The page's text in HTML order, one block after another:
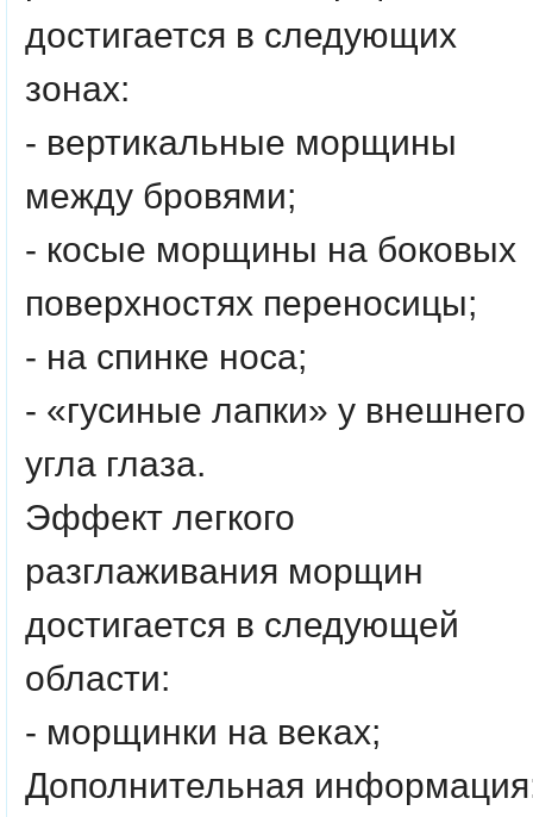
достигается в следующих
зонах:
- вертикальные морщины
между бровями;
- косые морщины на боковых
поверхностях переносицы;
- на спинке носа;
- «гусиные лапки» у внешнего
угла глаза.
Эффект легкого
разглаживания морщин
достигается в следующей
области:
- морщинки на веках;
Дополнительная